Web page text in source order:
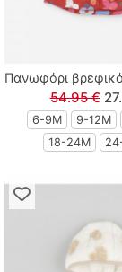
Πανωφόρι
54.95 €
6-9M 9-12Μ
18-24Μ